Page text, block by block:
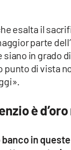
esalta il
parte
in grado
di vista
è
in